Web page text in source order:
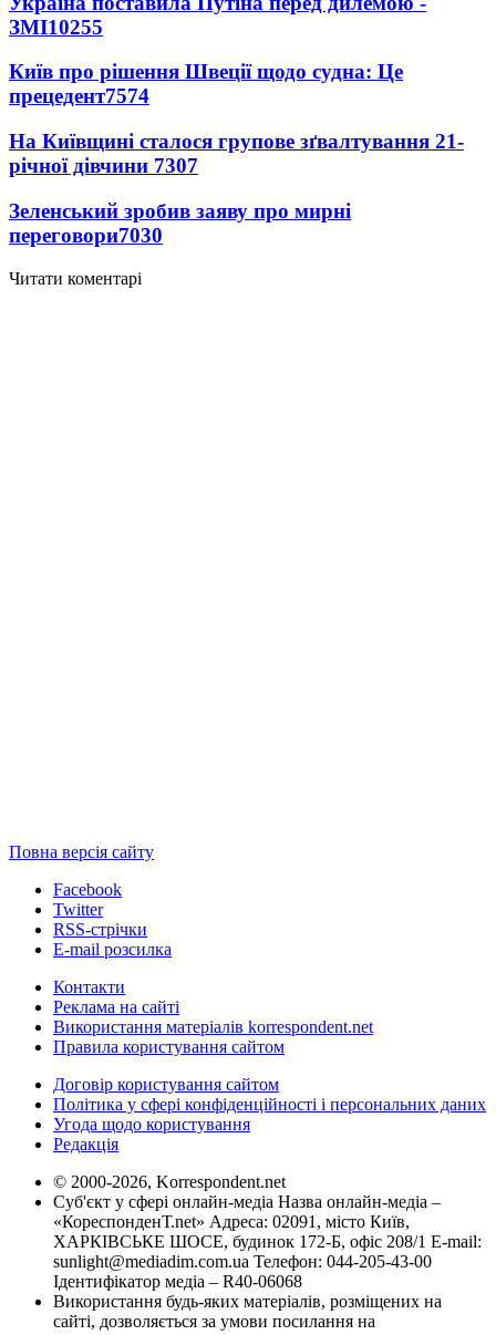
ЗМІ10255
Київ про рішення Швеції щодо судна: Це
прецедент7574
На Київщині сталося групове зґвалтування 21-
річної дівчини 7307
Зеленський зробив заяву про мирні
переговори7030
Читати коментарі
Повна версія сайту
Facebook
Twitter
RSS-стрічки
E-mail розсилка
Контакти
Реклама на сайті
Використання матеріалів korrespondent.net
Правила користування сайтом
Договір користування сайтом
Політика у сфері конфіденційності і персональних даних
Угода щодо користування
Редакція
© 2000-2026, Korrespondent.net
Суб'єкт у сфері онлайн-медіа Назва онлайн-медіа –
«КореспонденТ.net» Адреса: 02091, місто Київ,
ХАРКІВСЬКЕ ШОСЕ, будинок 172-Б, офіс 208/1 E-mail:
sunlight@mediadim.com.ua Телефон: 044-205-43-00
Ідентифікатор медіа – R40-06068
Використання будь-яких матеріалів, розміщених на
сайті, дозволяється за умови посилання на